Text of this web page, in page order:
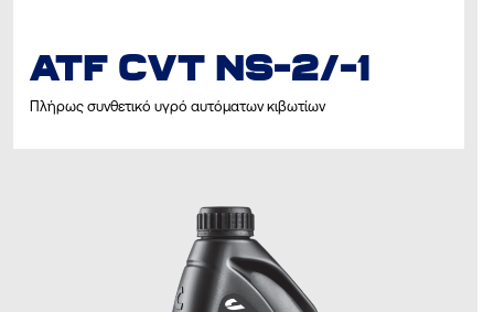
ATF CVT NS-2/-1
Πλήρως συνθετικό υγρό αυτόματων κιβωτίων